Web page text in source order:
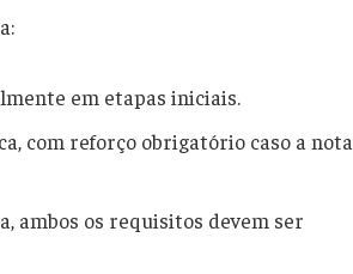
em etapas iniciais.
com reforço obrigatório caso a nota
ambos os requisitos devem ser